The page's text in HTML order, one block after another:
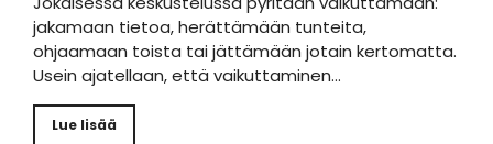
jakamaan tietoa, herättämään tunteita,
ohjaamaan toista tai jättämään jotain kertomatta.
Usein ajatellaan, että vaikuttaminen…
Lue lisää